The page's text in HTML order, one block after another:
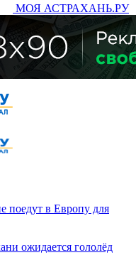
МОЯ АСТРАХАНЬ.РУ
поедут в Европу для
ожидается гололёд